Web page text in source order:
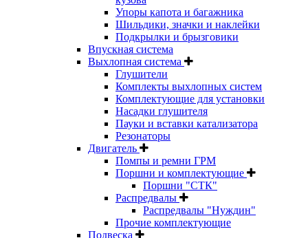
Упоры капота и багажника
Шильдики, значки и наклейки
Подкрылки и брызговики
Впускная система
Выхлопная система
Глушители
Комплекты выхлопных систем
Комплектующие для установки
Насадки глушителя
Пауки и вставки катализатора
Резонаторы
Двигатель
Помпы и ремни ГРМ
Поршни и комплектующие
Поршни "СТК"
Распредвалы
Распредвалы "Нуждин"
Прочие комплектующие
Подвеска